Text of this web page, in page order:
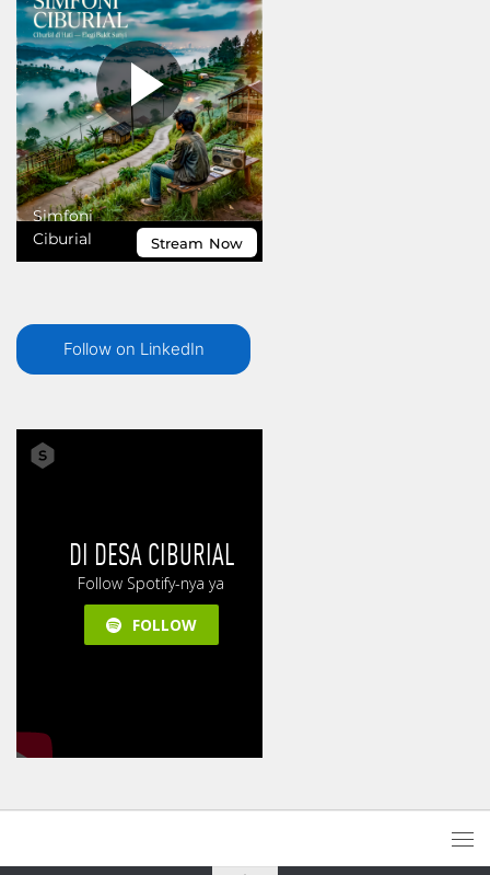
Follow on LinkedIn